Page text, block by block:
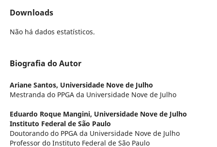
Downloads
Não há dados estatísticos.
Biografia do Autor
Ariane Santos, Universidade Nove de Julho
Mestranda do PPGA da Universidade Nove de Julho
Eduardo Roque Mangini, Universidade Nove de Julho
Instituto Federal de São Paulo
Doutorando do PPGA da Universidade Nove de Julho
Professor do Instituto Federal de São Paulo